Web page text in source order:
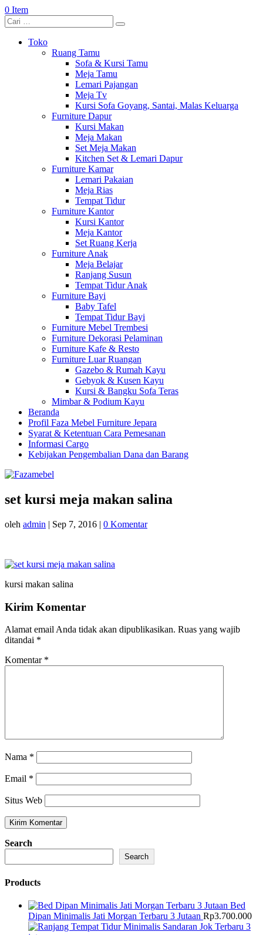
0 Item
Toko
Ruang Tamu
Sofa & Kursi Tamu
Meja Tamu
Lemari Pajangan
Meja Tv
Kursi Sofa Goyang, Santai, Malas Keluarga
Furniture Dapur
Kursi Makan
Meja Makan
Set Meja Makan
Kitchen Set & Lemari Dapur
Furniture Kamar
Lemari Pakaian
Meja Rias
Tempat Tidur
Furniture Kantor
Kursi Kantor
Meja Kantor
Set Ruang Kerja
Furniture Anak
Meja Belajar
Ranjang Susun
Tempat Tidur Anak
Furniture Bayi
Baby Tafel
Tempat Tidur Bayi
Furniture Mebel Trembesi
Furniture Dekorasi Pelaminan
Furniture Kafe & Resto
Furniture Luar Ruangan
Gazebo & Rumah Kayu
Gebyok & Kusen Kayu
Kursi & Bangku Sofa Teras
Mimbar & Podium Kayu
Beranda
Profil Faza Mebel Furniture Jepara
Syarat & Ketentuan Cara Pemesanan
Informasi Cargo
Kebijakan Pengembalian Dana dan Barang
set kursi meja makan salina
oleh admin | Sep 7, 2016 | 0 Komentar
kursi makan salina
Kirim Komentar
Alamat email Anda tidak akan dipublikasikan. Ruas yang wajib
ditandai *
Komentar *
Nama *
Email *
Situs Web
Search
Search
Products
Bed
Dipan Minimalis Jati Morgan Terbaru 3 Jutaan Rp3.700.000